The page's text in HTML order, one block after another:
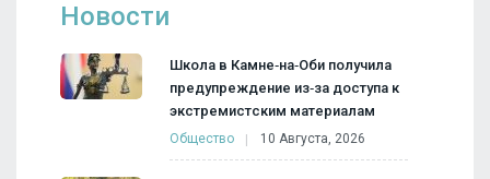
Новости
Школа в Камне‑на‑Оби получила
предупреждение из‑за доступа к
экстремистским материалам
Общество 10 Августа, 2026